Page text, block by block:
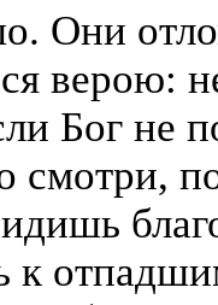
Они
верою:
Бог не
смотри,
к